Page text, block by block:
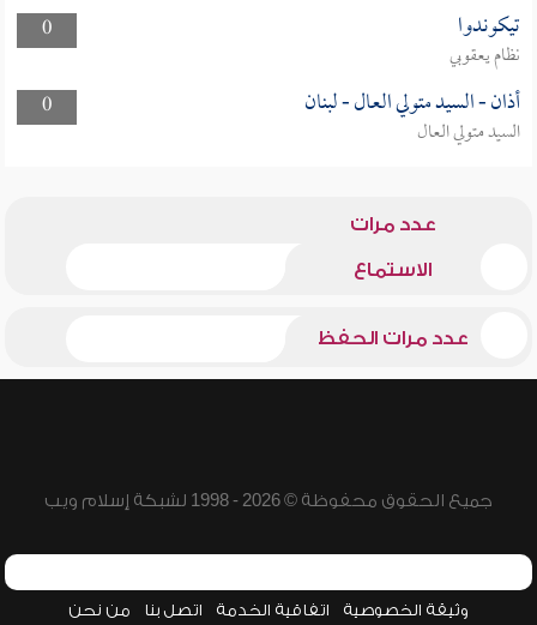
0
تيكوندوا
نظام يعقوبي
0
أذان - السيد متولي العال - لبنان
السيد متولي العال
عدد مرات
الاستماع
عدد مرات الحفظ
جميع الحقوق محفوظة © 2026 - 1998 لشبكة إسلام ويب
وثيقة الخصوصية اتفاقية الخدمة اتصل بنا من نحن